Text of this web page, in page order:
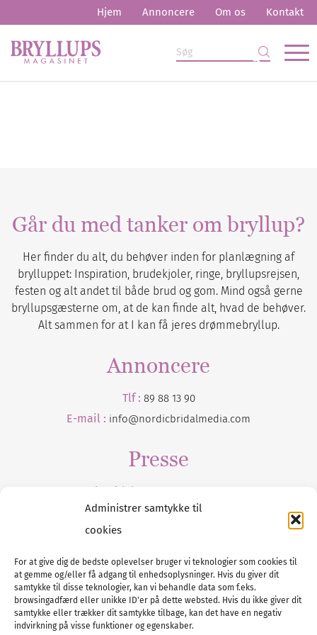
Administrer samtykke til
cookies
For at give dig de bedste oplevelser bruger vi teknologier som cookies til
at gemme og/eller få adgang til enhedsoplysninger. Hvis du giver dit
samtykke til disse teknologier, kan vi behandle data som f.eks.
browsingadfærd eller unikke ID'er på dette websted. Hvis du ikke giver dit
samtykke eller trækker dit samtykke tilbage, kan det have en negativ
indvirkning på visse funktioner og egenskaber.
Hjem Annoncere Om os Kontakt
Går du med tanker om bryllup?
Her finder du alt, du behøver inden for planlægning af
brylluppet: Inspiration, brudekjoler, ringe, bryllupsrejsen,
festen og alt andet til både brud og gom. Mind også gerne
bryllupsgæsterne om, at de kan finde alt, hvad de behøver.
Alt sammen for at I kan få jeres drømmebryllup.
Annoncere
Tlf : 89 88 13 90
E-mail : info@nordicbridalmedia.com
Presse
Tilmeld dig vores
Tel :89 88 13 90
E-post:info@nordicbridalmedia.com
Nordic Bridal Media